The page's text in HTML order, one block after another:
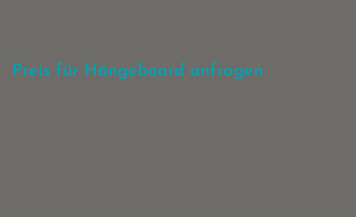
Preis für Hängeboard anfragen